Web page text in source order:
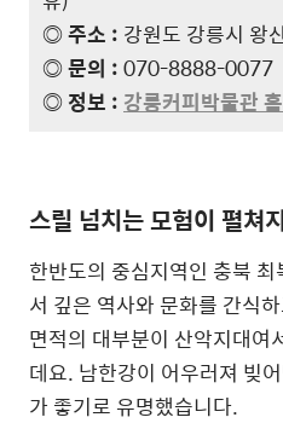
◎ 주소 : 강원도 강릉시 왕
◎ 문의 :070-8888-0077
◎ 정보 : 강릉커피박물관
스릴 넘치는 모험이 펼쳐
한반도의 중심지역인 충북
서 깊은 역사와 문화를 간식
면적의 대부분이 산악지대여
데요. 남한강이 어우러져 빚
가 좋기로 유명했습니다.